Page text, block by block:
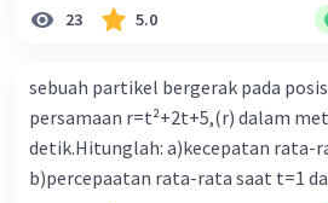
Iklan
23 5.0
sebuah partikel bergerak pada
persamaan r=t²+2t+5,(r) dalam
detik.Hitunglah: a)kecepatan rata-
b)percepaatan rata-rata saat t=1